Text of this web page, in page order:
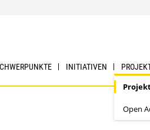
INITIATIVEN
Open